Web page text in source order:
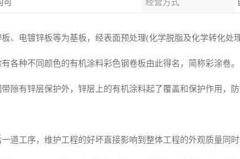
经营方式
、电镀锌板等为基板，经表面预处理(化学脱脂及化学转化处
各种不同颜色的有机涂料彩色钢卷板由此得名，简称彩涂卷。
除有锌层保护外，锌层上的有机涂料起了覆盖和保护作用，
道工序，维护工程的好坏直接影响到整体工程的外观质量同